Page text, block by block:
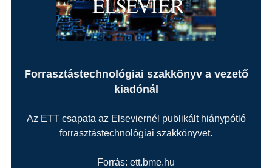
Forrasztástechnológiai szakkönyv a vezető
kiadónál
Az ETT csapata az Elseviernél publikált hiánypótló
forrasztástechnológiai szakkönyvet.
Forrás: ett.bme.hu